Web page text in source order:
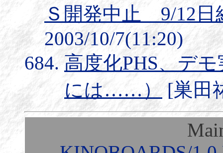
Ｓ開発中止 9/12日
2003/10/7(11:20)
高度化PHS、デ
には……） [巣田